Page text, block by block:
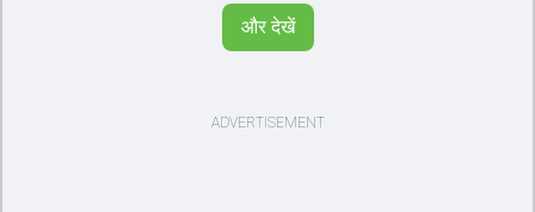
खत्म हुए आईपीएल में शानदार प्रदर्शन करने वाले विराट कोहली का इस सीरीज से
बाहर होना भारतीय फैंस के लिए एक बहुत बड़ा झटका है। यह वनडे सीरीज 2027
और देखें